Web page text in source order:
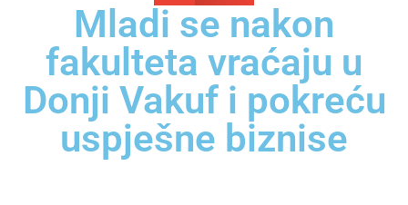
Mladi se nakon
fakulteta vraćaju u
Donji Vakuf i pokreću
uspješne biznise